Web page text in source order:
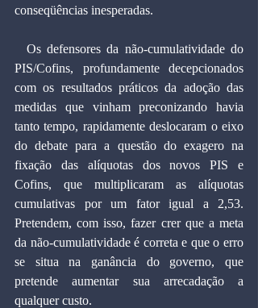
conseqüências inesperadas.
PIS/Cofins, profundamente decepcionados
com os resultados práticos da adoção das
medidas que vinham preconizando havia
tanto tempo, rapidamente deslocaram o eixo
do debate para a questão do exagero na
fixação das alíquotas dos novos PIS e
Cofins, que multiplicaram as alíquotas
cumulativas por um fator igual a 2,53.
Pretendem, com isso, fazer crer que a meta
da não-cumulatividade é correta e que o erro
se situa na ganância do governo, que
pretende aumentar sua arrecadação a
qualquer custo.